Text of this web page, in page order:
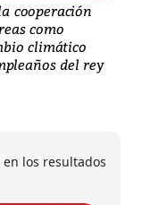
cooperación
como
climático
del rey
los resultados